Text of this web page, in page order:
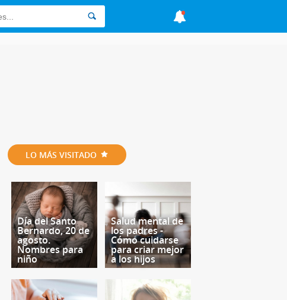
LO MÁS VISITADO
Día del Santo
Bernardo, 20 de
agosto.
Nombres para
niño
Salud mental de
los padres -
Cómo cuidarse
para criar mejor
a los hijos